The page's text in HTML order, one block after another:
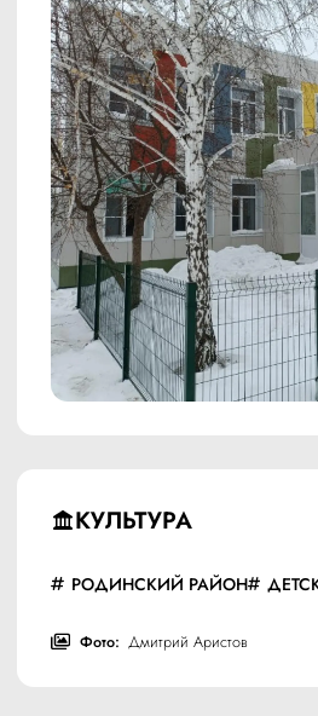
КУЛЬТУРА
РОДИНСКИЙ РАЙОН
Фото: Дмитрий Аристов